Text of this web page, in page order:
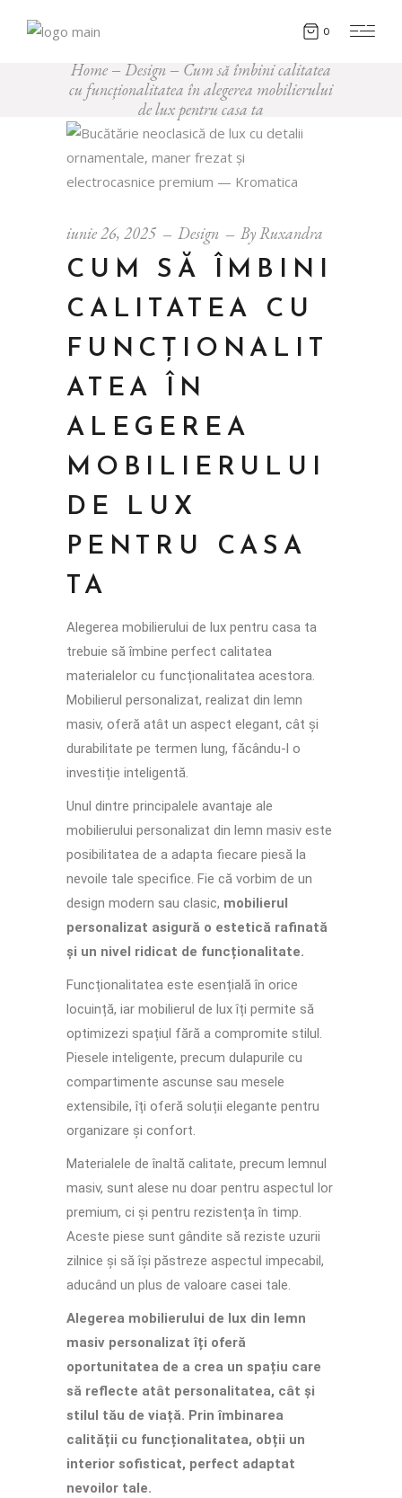
0
Home Design
Cum să îmbini calitatea
cu funcționalitatea în alegerea mobilierului
de lux pentru casa ta
iunie 26, 2025 Design ByRuxandra
CUM SĂ ÎMBINI
CALITATEA CU
FUNCȚIONALIT
ATEA ÎN
ALEGEREA
MOBILIERULUI
DE LUX
PENTRU CASA
TA
Alegerea mobilierului de lux pentru casa ta
trebuie să îmbine perfect calitatea
materialelor cu funcționalitatea acestora.
Mobilierul personalizat, realizat din lemn
masiv, oferă atât un aspect elegant, cât și
durabilitate pe termen lung, făcându-l o
investiție inteligentă.
Unul dintre principalele avantaje ale
mobilierului personalizat din lemn masiv este
posibilitatea de a adapta fiecare piesă la
nevoile tale specifice. Fie că vorbim de un
design modern sau clasic, mobilierul
personalizat asigură o estetică rafinată
și un nivel ridicat de funcționalitate.
Funcționalitatea este esențială în orice
locuință, iar mobilierul de lux îți permite să
optimizezi spațiul fără a compromite stilul.
Piesele inteligente, precum dulapurile cu
compartimente ascunse sau mesele
extensibile, îți oferă soluții elegante pentru
organizare și confort.
Materialele de înaltă calitate, precum lemnul
masiv, sunt alese nu doar pentru aspectul lor
premium, ci și pentru rezistența în timp.
Aceste piese sunt gândite să reziste uzurii
zilnice și să își păstreze aspectul impecabil,
aducând un plus de valoare casei tale.
Alegerea mobilierului de lux din lemn
masiv personalizat îți oferă
oportunitatea de a crea un spațiu care
să reflecte atât personalitatea, cât și
stilul tău de viață. Prin îmbinarea
calității cu funcționalitatea, obții un
interior sofisticat, perfect adaptat
nevoilor tale.